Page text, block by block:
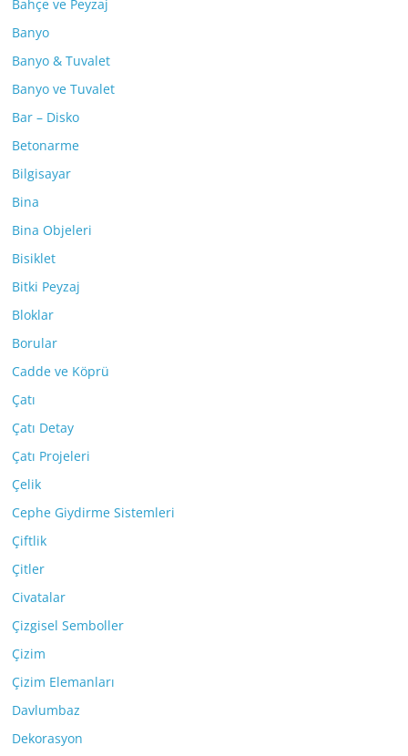
Bahçe ve Peyzaj
Banyo
Banyo & Tuvalet
Banyo ve Tuvalet
Bar – Disko
Betonarme
Bilgisayar
Bina
Bina Objeleri
Bisiklet
Bitki Peyzaj
Bloklar
Borular
Cadde ve Köprü
Çatı
Çatı Detay
Çatı Projeleri
Çelik
Cephe Giydirme Sistemleri
Çiftlik
Çitler
Civatalar
Çizgisel Semboller
Çizim
Çizim Elemanları
Davlumbaz
Dekorasyon